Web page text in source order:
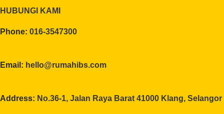
HUBUNGI KAMI
Phone: 016-3547300
Email: hello@rumahibs.com
Address: No.36-1, Jalan Raya Barat 41000 Klang, Selangor